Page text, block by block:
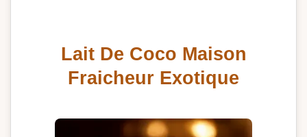
Lait De Coco Maison
Fraicheur Exotique